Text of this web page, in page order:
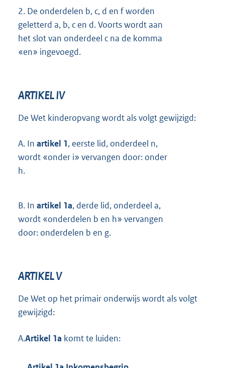
2. De onderdelen b, c, d en f worden
geletterd a, b, c en d. Voorts wordt aan
het slot van onderdeel c na de komma
«en» ingevoegd.
ARTIKEL IV
De Wet kinderopvang wordt als volgt gewijzigd:
A. In artikel 1, eerste lid, onderdeel n,
wordt «onder i» vervangen door: onder
h.
B. In artikel 1a, derde lid, onderdeel a,
wordt «onderdelen b en h» vervangen
door: onderdelen b en g.
ARTIKEL V
De Wet op het primair onderwijs wordt als volgt
gewijzigd:
A.Artikel 1a komt te luiden: